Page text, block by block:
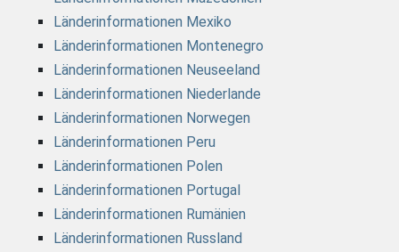
Länderinformationen Mexiko
Länderinformationen Montenegro
Länderinformationen Neuseeland
Länderinformationen Niederlande
Länderinformationen Norwegen
Länderinformationen Peru
Länderinformationen Polen
Länderinformationen Portugal
Länderinformationen Rumänien
Länderinformationen Russland